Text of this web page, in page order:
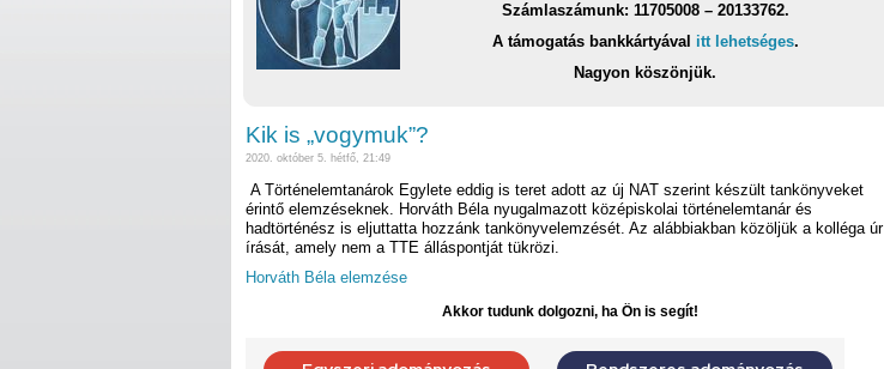
Számlaszámunk: 11705008 – 20133762.
A támogatás bankkártyával itt lehetséges.
Nagyon köszönjük.
Kik is „vogymuk”?
2020. október 5. hétfő, 21:49
A Történelemtanárok Egylete eddig is teret adott az új NAT szerint készült tankönyveket
érintő elemzéseknek. Horváth Béla nyugalmazott középiskolai történelemtanár és
hadtörténész is eljuttatta hozzánk tankönyvelemzését. Az alábbiakban közöljük a kolléga úr
írását, amely nem a TTE álláspontját tükrözi.
Horváth Béla elemzése
Akkor tudunk dolgozni, ha Ön is segít!